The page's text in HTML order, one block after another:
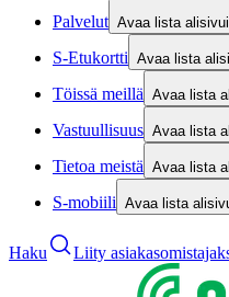
Palvelut Avaa lista
S-Etukortti Avaa lista
Töissä meillä Avaa lista
Vastuullisuus Avaa lista
Tietoa meistä Avaa lista
S-mobiili Avaa lista
Haku Liity